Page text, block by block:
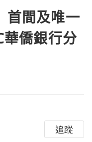
間及唯一
華僑銀行分
追蹤